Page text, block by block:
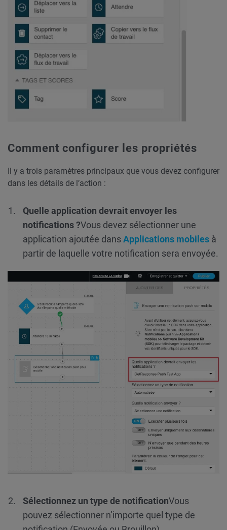
Comment configurer les propriétés
Il y a trois paramètres principaux que vous devez configurer
dans les détails de l’action :
Quelle application devrait envoyer les
notifications ?Vous devez sélectionner une
application ajoutée dansApplications mobiles à
partir de laquelle votre notification sera envoyée.
Sélectionnez un type de notificationVous
pouvez sélectionner n’importe quel type de